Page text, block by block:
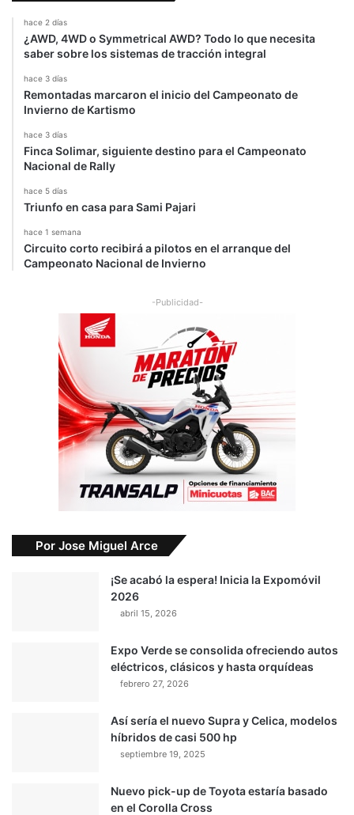
hace 2 días
¿AWD, 4WD o Symmetrical AWD? Todo lo que necesita
saber sobre los sistemas de tracción integral
hace 3 días
Remontadas marcaron el inicio del Campeonato de
Invierno de Kartismo
hace 3 días
Finca Solimar, siguiente destino para el Campeonato
Nacional de Rally
hace 5 días
Triunfo en casa para Sami Pajari
hace 1 semana
Circuito corto recibirá a pilotos en el arranque del
Campeonato Nacional de Invierno
-Publicidad-
Por Jose Miguel Arce
¡Se acabó la espera! Inicia la Expomóvil
2026
abril 15, 2026
Expo Verde se consolida ofreciendo autos
eléctricos, clásicos y hasta orquídeas
febrero 27, 2026
Así sería el nuevo Supra y Celica, modelos
híbridos de casi 500 hp
septiembre 19, 2025
Nuevo pick-up de Toyota estaría basado
en el Corolla Cross